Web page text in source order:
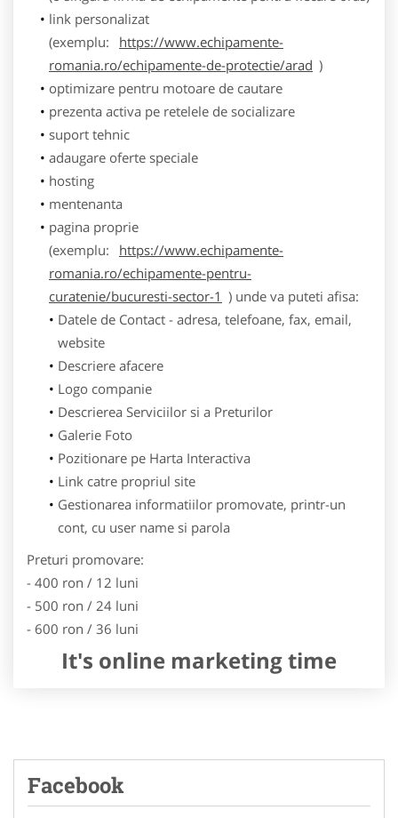
link personalizat
(exemplu:
https://www.echipamente-
romania.ro/echipamente-de-protectie/arad )
optimizare pentru motoare de cautare
prezenta activa pe retelele de socializare
suport tehnic
adaugare oferte speciale
hosting
mentenanta
pagina proprie
(exemplu:
https://www.echipamente-
romania.ro/echipamente-pentru-
curatenie/bucuresti-sector-1 ) unde va puteti afisa:
Datele de Contact - adresa, telefoane, fax, email,
website
Descriere afacere
Logo companie
Descrierea Serviciilor si a Preturilor
Galerie Foto
Pozitionare pe Harta Interactiva
Link catre propriul site
Gestionarea informatiilor promovate, printr-un
cont, cu user name si parola
Preturi promovare:
- 400 ron / 12 luni
- 500 ron / 24 luni
- 600 ron / 36 luni
It's online marketing time
Facebook